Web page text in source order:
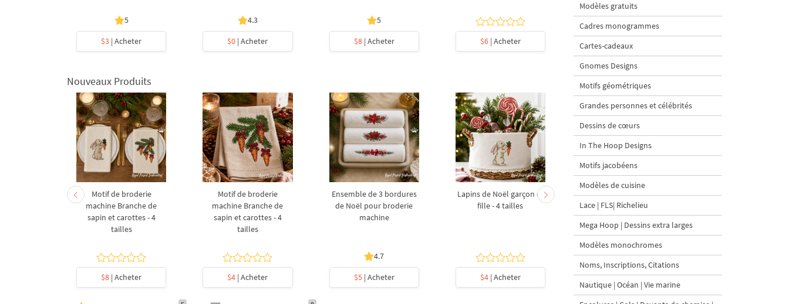
5
$3 | Acheter
4.3
$0 | Acheter
5
$8| Acheter $6| Acheter
5
$6| Acheter
Nouveaux Produits
Motif de broderie
machine Branche de
sapin et carottes - 4
tailles
$8 | Acheter
Motif de broderie
machine Branche de
sapin et carottes - 4
tailles
$4 | Acheter
Ensemble de 3 bordures
de Noël pour broderie
machine
4.7
$5| Acheter
Lapins de Noël garçon et
fille - 4 tailles
$4| Acheter
Chevreau au nœud rouge
– broderie machine, 4
tailles
$4| Acheter
Sapin de Noël en sac
broderie à la machine
Modèles gratuits
Cadres monogrammes
Cartes-cadeaux
Gnomes Designs
Motifs géométriques
Grandes personnes et célébrités
Dessins de cœurs
In The Hoop Designs
Motifs jacobéens
Modèles de cuisine
Lace | FLS| Richelieu
Mega Hoop | Dessins extra larges
Modèles monochromes
Noms, Inscriptions, Citations
Nautique | Océan | Vie marine